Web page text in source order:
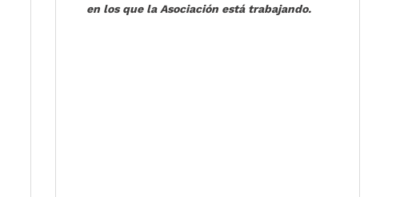
en los que la Asociación está trabajando.